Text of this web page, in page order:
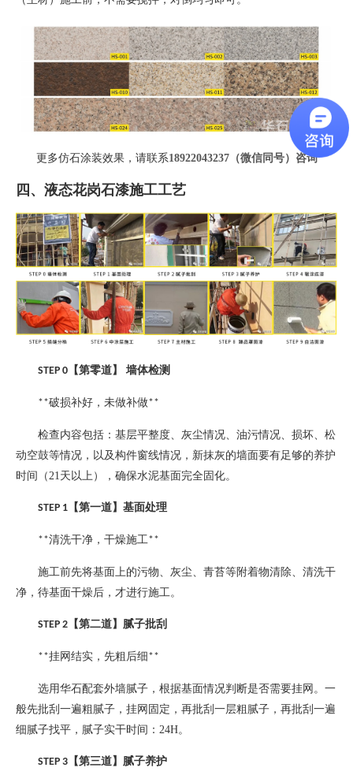
更多仿石涂装效果，请联系18922043237（微信同号） 咨询
四、液态花岗石漆施工工艺
STEP 0 【第零道】 墙体检测
**破损补好，未做补做**
检查内容包括：基层平整度、灰尘情况、油污情况、损坏、松
动空鼓等情况，以及构件窗线情况，新抹灰的墙面要有足够的养护
时间（21天以上），确保水泥基面完全固化。
STEP 1 【第一道】基面处理
**清洗干净，干燥施工**
施工前先将基面上的污物、灰尘、青苔等附着物清除、清洗干
净，待基面干燥后，才进行施工。
STEP 2 【第二道】腻子批刮
**挂网结实，先粗后细 **
选用华石配套外墙腻子，根据基面情况判断是否需要挂网。一
般先批刮一遍粗腻子，挂网固定，再批刮一层粗腻子，再批刮一遍
细腻子找平，腻子实干时间： 24H。
STEP 3 【第三道】腻子养护